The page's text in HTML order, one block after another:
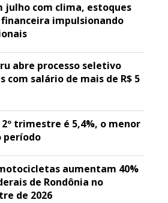
julho com clima, estoques
impulsionando
abre processo seletivo
com salário de mais de R$ 5
trimestre é 5,4%, o menor
período
aumentam 40%
de Rondônia no
de 2026